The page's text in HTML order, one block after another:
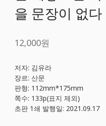
을 문장이 없다
12,000원
저자: 김유라
장르: 산문
판형: 112mm*175mm
쪽수: 133p(표지 제외)
초판 1쇄 발행일: 2021.09.17